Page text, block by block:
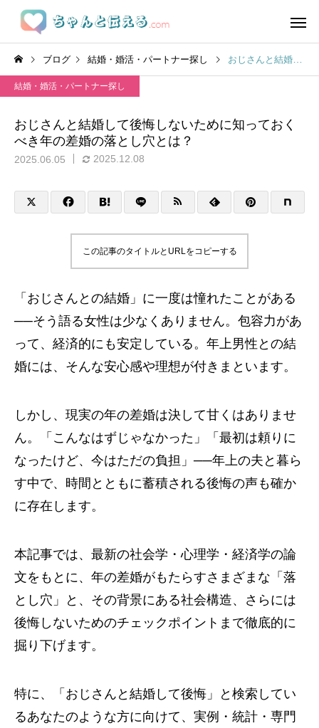
ブログ 結婚・婚活・パートナー探し おじさんと結婚して後悔しないために知っておくべき年の差婚の落とし穴とは？
結婚・婚活・パートナー探し
おじさんと結婚して後悔しないために知っておく
べき年の差婚の落とし穴とは？
2025.06.05 2025.12.08
この記事のタイトルとURLをコピーする
「おじさんとの結婚」に一度は憧れたことがある
──そう語る女性は少なくありません。包容力があ
って、経済的にも安定している。年上男性との結
婚には、そんな安心感や理想が付きまといます。
しかし、現実の年の差婚は決して甘くはありませ
ん。「こんなはずじゃなかった」「最初は頼りに
なったけど、今はただの負担」──年上の夫と暮ら
す中で、時間とともに蓄積される後悔の声も確か
に存在します。
本記事では、最新の社会学・心理学・経済学の論
文をもとに、年の差婚がもたらすさまざまな「落
とし穴」と、その背景にある社会構造、さらには
後悔しないためのチェックポイントまで徹底的に
掘り下げます。
特に、「おじさんと結婚して後悔」と検索してい
るあなたのような方に向けて、実例・統計・専門